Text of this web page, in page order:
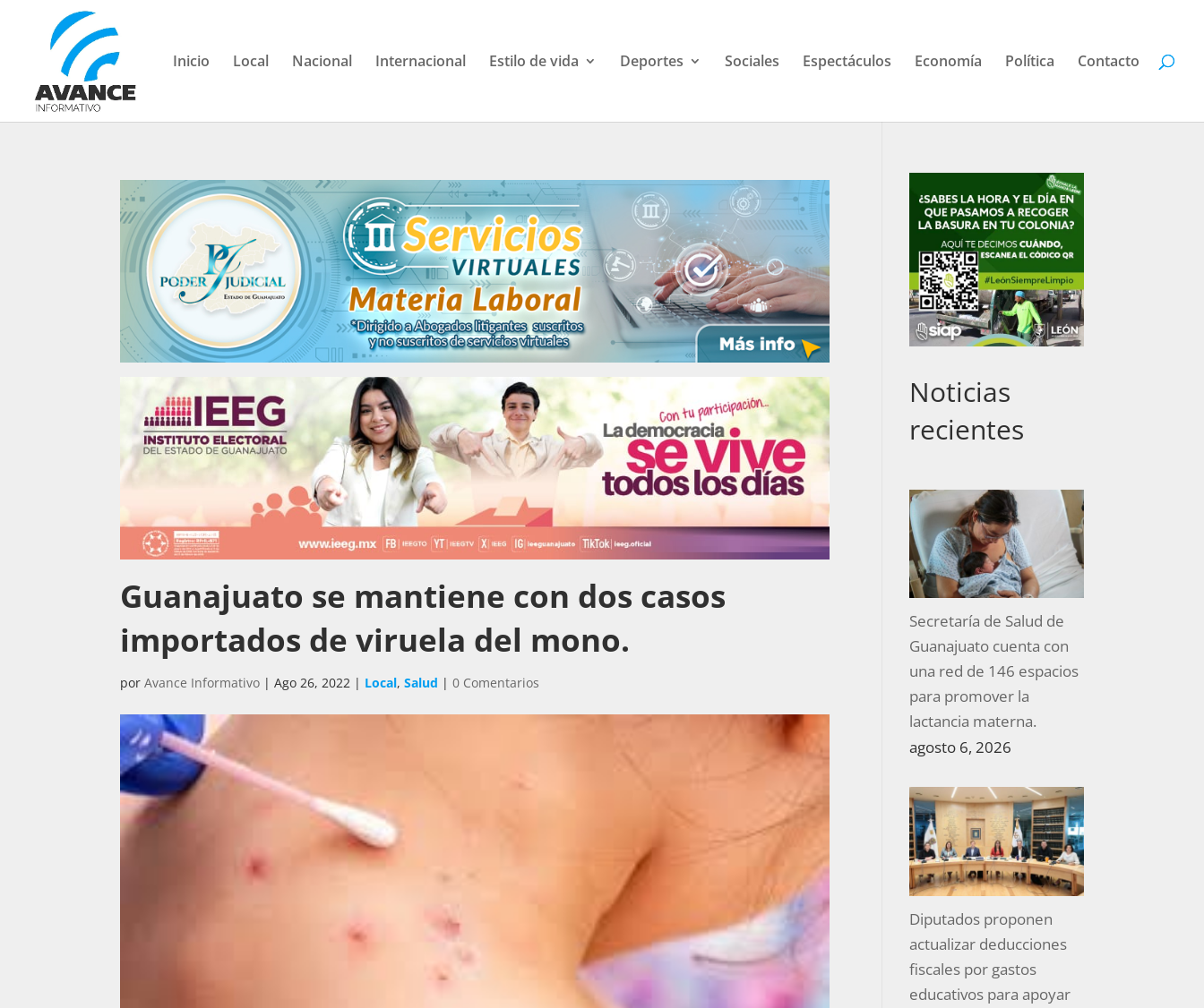
Inicio Local Nacional Internacional Estilo de vida Deportes Sociales Espectáculos Economía Política Contacto
Guanajuato se mantiene con dos casos
importados de viruela del mono.
porAvance Informativo |Ago 26, 2022 | Local,Salud |0 Comentarios
Noticias
recientes
Secretaría de Salud de
Guanajuato cuenta con
una red de 146 espacios
para promover la
lactancia materna.
agosto 6, 2026
Diputados proponen
actualizar deducciones
fiscales por gastos
educativos para apoyar